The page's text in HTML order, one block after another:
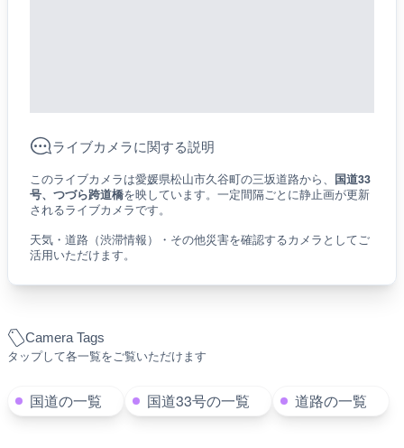
Camera Tags
タップして各一覧をご覧いただけます
国道の一覧 国道33号の一覧 道路の一覧
ライブカメラに関する説明
このライブカメラは愛媛県松山市久谷町の三坂道路から、 国道33
号、つづら跨道橋を映しています。一定間隔ごとに静止画が更新
されるライブカメラです。
天気・道路（渋滞情報）・その他災害を確認するカメラとしてご
活用いただけます。